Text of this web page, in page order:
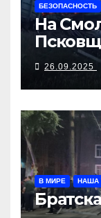
БЕЗОПАСНОСТЬ
На
26.09.2025
В МИРЕ НАША